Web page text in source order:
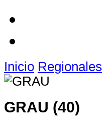
Inicio Regionales
GRAU (40)